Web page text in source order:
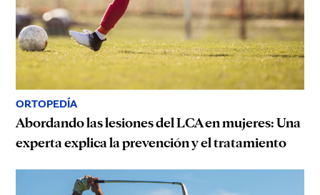
ORTOPEDÍA
Abordando las lesiones del LCA en mujeres: Una
experta explica la prevención y el tratamiento